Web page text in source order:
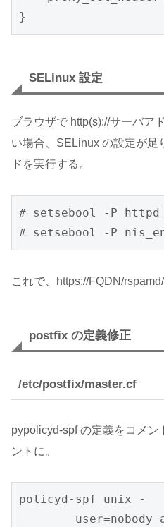
}
SELinux 設定
ブラウザで http(s)://サーバア
い場合、SELinux の設定が足
ドを実行する。
# setsebool -P
# setsebool -P
これで、https://FQDN/
postfix の定義修正
/etc/postfix/master.cf
pypolicyd-spf の定義をコメン
ントに。
policyd-spf unix
user=nobody